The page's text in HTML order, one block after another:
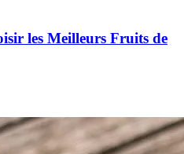
les Meilleurs Fruits de